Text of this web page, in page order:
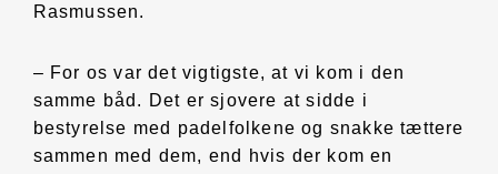
Rasmussen.
– For os var det vigtigste, at vi kom i den
samme båd. Det er sjovere at sidde i
bestyrelse med padelfolkene og snakke tættere
sammen med dem, end hvis der kom en